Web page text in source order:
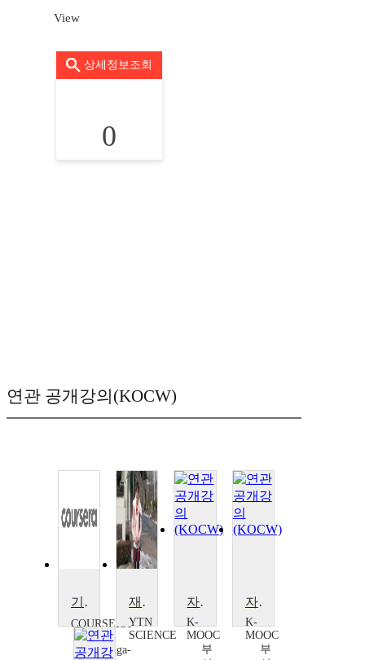
View
상세정보조회
0
연관 공개강의(KOCW)
기부 2.0
COURSERA
Laura
Arrillaga-
재밌는 과학을 기부하다
YTN
SCIENCE
자원봉사 시민교육을 말하다
K-
MOOC
부
자원봉사 교육강사 만들기
K-
MOOC
부